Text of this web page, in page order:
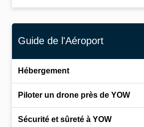
Guide de l'Aéroport
Hébergement
Piloter un drone près de YOW
Sécurité et sûreté à YOW